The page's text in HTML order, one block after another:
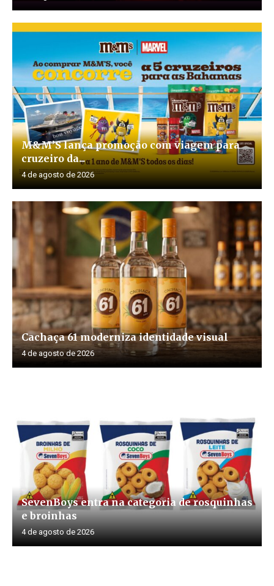
M&M’S lança promoção com viagem para
cruzeiro da...
4 de agosto de 2026
Cachaça 61 moderniza identidade visual
4 de agosto de 2026
SevenBoys entra na categoria de rosquinhas
e broinhas
4 de agosto de 2026